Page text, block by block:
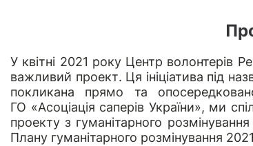
У квітні 2021 року Центр волонтерів
важливий проект. Ця ініціатива під
покликана прямо та
ГО «Асоціація саперів України», ми
проекту з гуманітарного
Плану гуманітарного розмінування